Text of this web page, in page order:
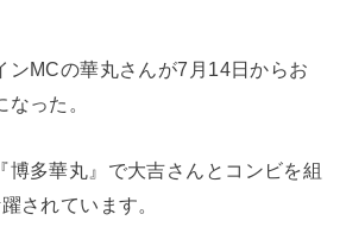
ンMCの華丸さんが7月14日からお
った。
博多華丸』で大吉さんとコンビを組
されています。